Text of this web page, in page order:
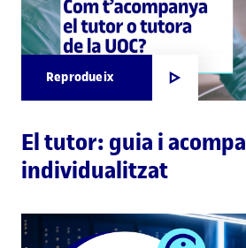
Reprodueix
El tutor: guia i
individualitzat